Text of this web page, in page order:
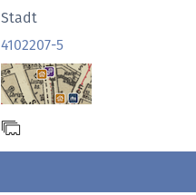
Stadt
4102207-5